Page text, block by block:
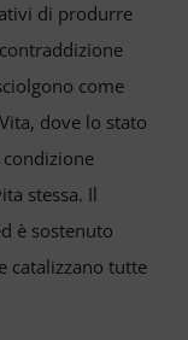
di produrre
come
dove lo stato
stessa. Il
è sostenuto
catalizzano tutte